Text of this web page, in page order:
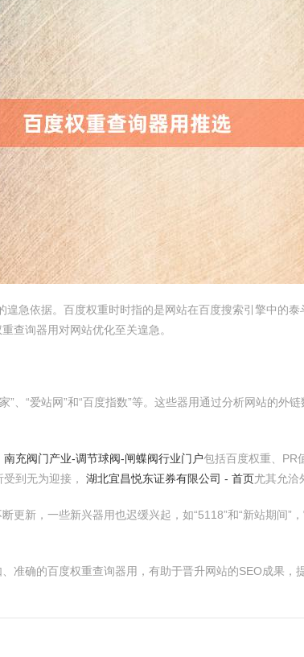
急依据。百度权重时时指的是网站在百度搜索引擎中的
查询器用对网站优化至关遑急。
、“爱站网”和“百度指数”等。这些器用通过分析网站的外
南充阀门产业-调节球阀-闸蝶阀行业门户包括百度权重、PR
到无为迎接， 湖北宜昌悦东证券有限公司 - 首页尤其允洽
更新，一些新兴器用也迟缓兴起，如“5118”和“新站期间
准确的百度权重查询器用，有助于晋升网站的SEO成果，